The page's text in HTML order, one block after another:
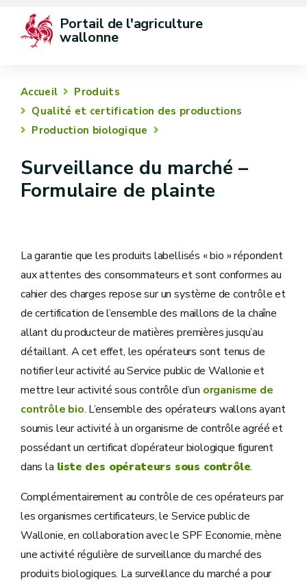
Portail de l'agriculture
wallonne
Accueil
Produits
Qualité et certification des productions
Production biologique
Surveillance du marché –
Formulaire de plainte
La garantie que les produits labellisés « bio » répondent
aux attentes des consommateurs et sont conformes au
cahier des charges repose sur un système de contrôle et
de certification de l’ensemble des maillons de la chaîne
allant du producteur de matières premières jusqu’au
détaillant. A cet effet, les opérateurs sont tenus de
notifier leur activité au Service public de Wallonie et
mettre leur activité sous contrôle d’un organisme de
contrôle bio. L’ensemble des opérateurs wallons ayant
soumis leur activité à un organisme de contrôle agréé et
possédant un certificat d’opérateur biologique figurent
dans la liste des opérateurs sous contrôle.
Complémentairement au contrôle de ces opérateurs par
les organismes certificateurs, le Service public de
Wallonie, en collaboration avec le SPF Economie, mène
une activité régulière de surveillance du marché des
produits biologiques. La surveillance du marché a pour